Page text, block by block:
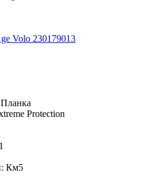
Volo 230179013
Планка
Protection
Км5